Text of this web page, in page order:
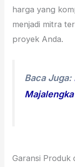
harga yang
menjadi mitra
proyek Anda.
Baca Juga:
Majalengka
Garansi Produk